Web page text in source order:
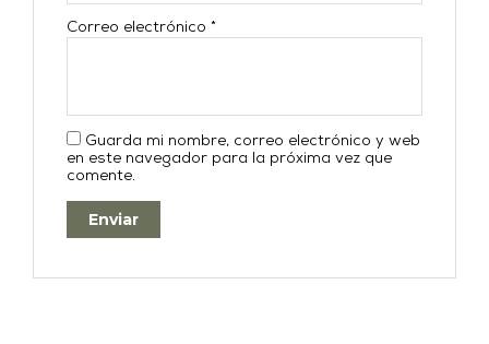
Correo electrónico*
Guarda mi nombre, correo electrónico y web
en este navegador para la próxima vez que
comente.